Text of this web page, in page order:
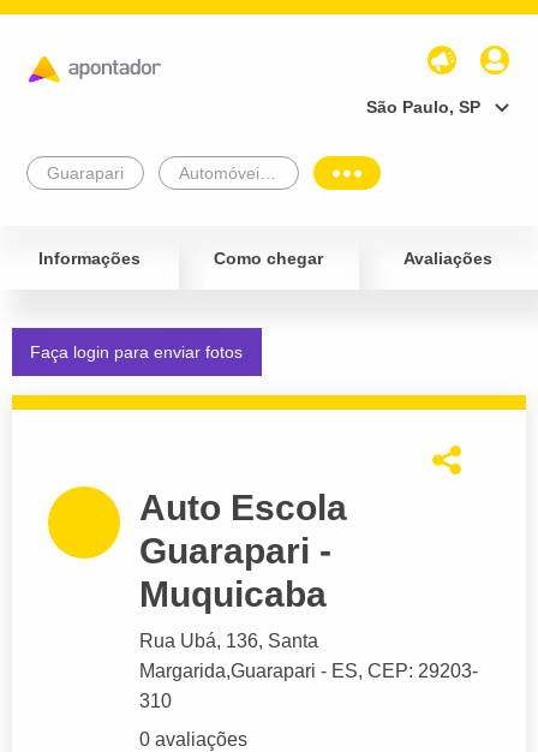
São Paulo, SP
Guarapari
Informações Como chegar Avaliações
Faça login para enviar fotos
Auto Escola
Guarapari -
Muquicaba
Rua Ubá, 136, Santa
Margarida,Guarapari - ES, CEP: 29203-
310
0 avaliações